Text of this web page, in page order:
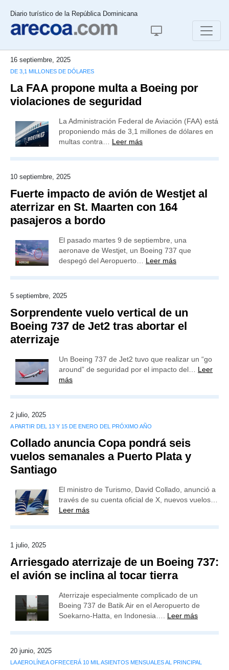
Diario turístico de la República Dominicana
16 septiembre, 2025
DE 3,1 MILLONES DE DÓLARES
La FAA propone multa a Boeing por
violaciones de seguridad
La Administración Federal de Aviación (FAA) está
proponiendo más de 3,1 millones de dólares en
multas contra… Leer más
10 septiembre, 2025
Fuerte impacto de avión de Westjet al
aterrizar en St. Maarten con 164
pasajeros a bordo
El pasado martes 9 de septiembre, una
aeronave de Westjet, un Boeing 737 que
despegó del Aeropuerto… Leer más
5 septiembre, 2025
Sorprendente vuelo vertical de un
Boeing 737 de Jet2 tras abortar el
aterrizaje
Un Boeing 737 de Jet2 tuvo que realizar un “go
around” de seguridad por el impacto del… Leer
más
2 julio, 2025
A PARTIR DEL 13 Y 15 DE ENERO DEL PRÓXIMO AÑO
Collado anuncia Copa pondrá seis
vuelos semanales a Puerto Plata y
Santiago
El ministro de Turismo, David Collado, anunció a
través de su cuenta oficial de X, nuevos vuelos…
Leer más
1 julio, 2025
Arriesgado aterrizaje de un Boeing 737:
el avión se inclina al tocar tierra
Aterrizaje especialmente complicado de un
Boeing 737 de Batik Air en el Aeropuerto de
Soekarno-Hatta, en Indonesia…. Leer más
20 junio, 2025
LA AEROLÍNEA OFRECERÁ 10 MIL ASIENTOS MENSUALES AL PRINCIPAL